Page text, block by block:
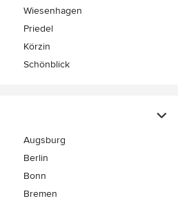
Wiesenhagen
Priedel
Körzin
Schönblick
Augsburg
Berlin
Bonn
Bremen